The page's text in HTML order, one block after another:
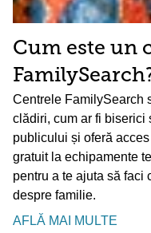
Cum este un
Centrele FamilySearch
clădiri, cum ar fi
publicului și oferă
gratuit la echipamente
pentru a te ajuta să faci
despre familie.
AFLĂ MAI MULTE